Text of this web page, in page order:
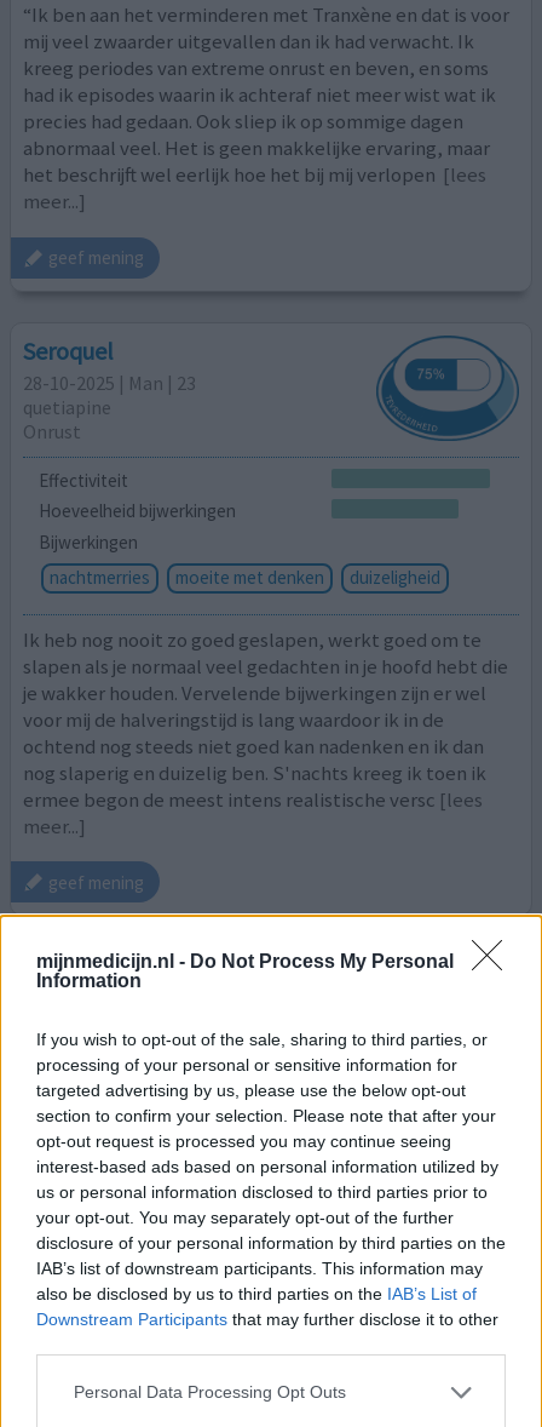
mijnmedicijn.nl - Do Not Process My Personal
Information
If you wish to opt-out of the sale, sharing to third parties, or
processing of your personal or sensitive information for
targeted advertising by us, please use the below opt-out
section to confirm your selection. Please note that after your
opt-out request is processed you may continue seeing
interest-based ads based on personal information utilized by
us or personal information disclosed to third parties prior to
your opt-out. You may separately opt-out of the further
disclosure of your personal information by third parties on the
IAB’s list of downstream participants. This information may
also be disclosed by us to third parties on the IAB’s List of
Downstream Participants that may further disclose it to other
Personal Data Processing Opt Outs
“Ik ben aan het verminderen met Tranxène en dat is voor
mij veel zwaarder uitgevallen dan ik had verwacht. Ik
kreeg periodes van extreme onrust en beven, en soms
had ik episodes waarin ik achteraf niet meer wist wat ik
precies had gedaan. Ook sliep ik op sommige dagen
abnormaal veel. Het is geen makkelijke ervaring, maar
het beschrijft wel eerlijk hoe het bij mij verlopen [lees
meer...]
geef mening
Seroquel
28-10-2025 | Man | 23
quetiapine
Onrust
Effectiviteit
Hoeveelheid bijwerkingen
Bijwerkingen
nachtmerries
moeite met denken duizeligheid
Ik heb nog nooit zo goed geslapen, werkt goed om te
slapen als je normaal veel gedachten in je hoofd hebt die
je wakker houden. Vervelende bijwerkingen zijn er wel
voor mij de halveringstijd is lang waardoor ik in de
ochtend nog steeds niet goed kan nadenken en ik dan
nog slaperig en duizelig ben. S'nachts kreeg ik toen ik
ermee begon de meest intens realistische versc [lees
meer...]
geef mening
Seroquel
quetiapine
Onrust
Effectiviteit
Hoeveelheid bijwerkingen
Bijwerkingen
nachtmerries
moeite met denken duizeligheid
Werkt goed om te slapen als je normaal veel gedachten in
je hoofd hebt die je wakker houden maar halveringstijd is
lang waardoor ik in de ochtend nog steeds niet goed kan
geef mening